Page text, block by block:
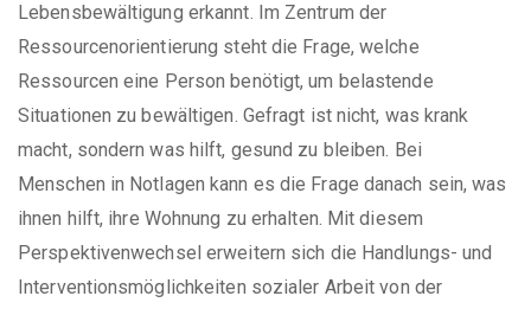
Lebensbewältigung erkannt. Im Zentrum der
Ressourcenorientierung steht die Frage, welche
Ressourcen eine Person benötigt, um belastende
Situationen zu bewältigen. Gefragt ist nicht, was krank
macht, sondern was hilft, gesund zu bleiben. Bei
Menschen in Notlagen kann es die Frage danach sein, was
ihnen hilft, ihre Wohnung zu erhalten. Mit diesem
Perspektivenwechsel erweitern sich die Handlungs- und
Interventionsmöglichkeiten sozialer Arbeit von der